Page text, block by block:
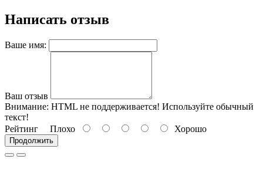
Написать отзыв
Ваше имя:
Ваш отзыв
Внимание: HTML не поддерживается! Используйте обычный
текст!
Рейтинг Плохо Хорошо
Продолжить